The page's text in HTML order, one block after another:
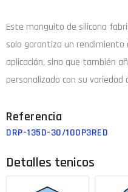
Este manguito de silicona
solo garantiza un
aplicación, sino que también
personalizado con su variedad
DRP-135D-30/100P3RED
Detalles tenicos